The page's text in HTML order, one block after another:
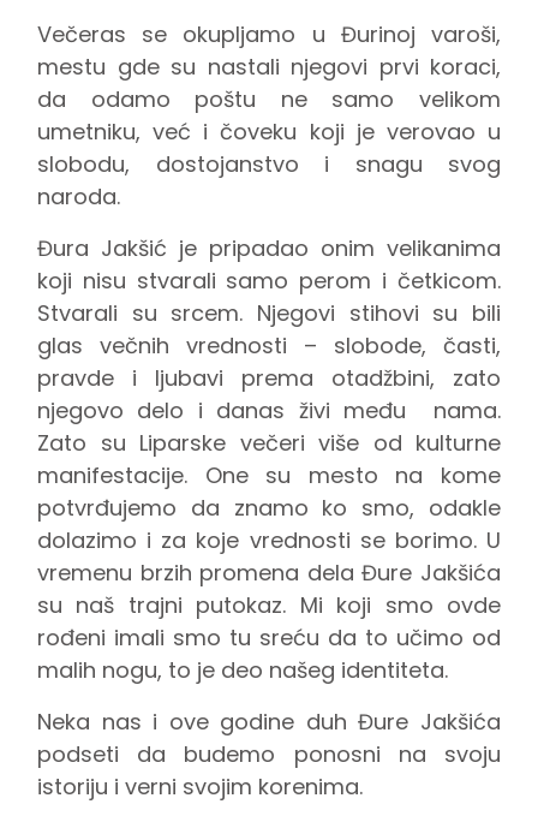
Večeras se okupljamo u Đurinoj varoši,
mestu gde su nastali njegovi prvi koraci,
da odamo poštu ne samo velikom
umetniku, već i čoveku koji je verovao u
slobodu, dostojanstvo i snagu svog
naroda.
Đura Jakšić je pripadao onim velikanima
koji nisu stvarali samo perom i četkicom.
Stvarali su srcem. Njegovi stihovi su bili
glas večnih vrednosti – slobode, časti,
pravde i ljubavi prema otadžbini, zato
njegovo delo i danas živi među nama.
Zato su Liparske večeri više od kulturne
manifestacije. One su mesto na kome
potvrđujemo da znamo ko smo, odakle
dolazimo i za koje vrednosti se borimo. U
vremenu brzih promena dela Đure Jakšića
su naš trajni putokaz. Mi koji smo ovde
rođeni imali smo tu sreću da to učimo od
malih nogu, to je deo našeg identiteta.
Neka nas i ove godine duh Đure Jakšića
podseti da budemo ponosni na svoju
istoriju i verni svojim korenima.